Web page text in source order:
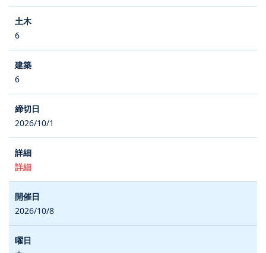
6
6
2026/10/1
詳細
2026/10/8